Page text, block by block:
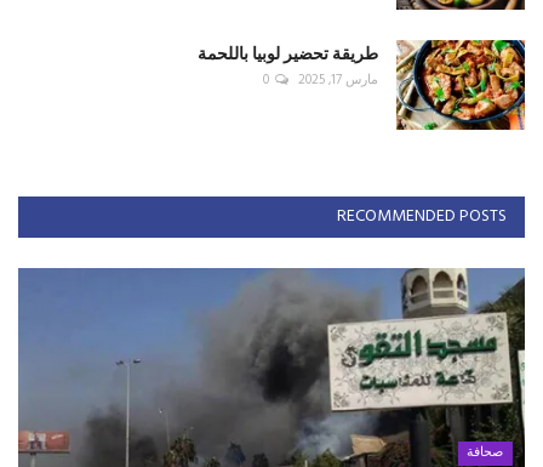
طريقة تحضير لوبيا باللحمة
مارس 17, 2025 0
RECOMMENDED POSTS
صحافة